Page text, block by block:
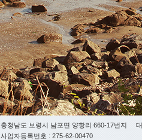
충청남도 보령시 남포면 양항리 660-17번지
사업자등록번호 : 275-62-00470